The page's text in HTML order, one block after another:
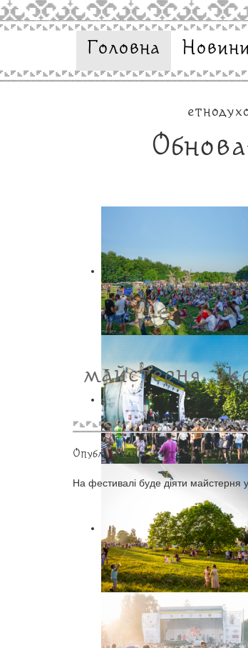
Головна
майстерня
Опубліковано: 31 травня 2012
На фестивалі буде діяти майстерня